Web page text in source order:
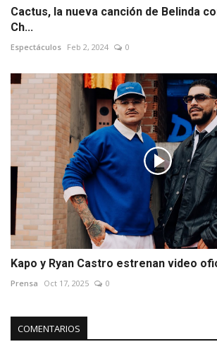
Cactus, la nueva canción de Belinda
Ch...
Espectáculos Feb 2, 2024 0
Kapo y Ryan Castro estrenan video
Prensa Oct 17, 2025 0
COMENTARIOS